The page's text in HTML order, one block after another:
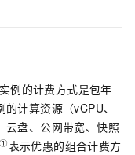
实例的计费方式是包年
的计算资源（vCPU、
云盘、公网带宽、快照
①表示优惠的组合计费方